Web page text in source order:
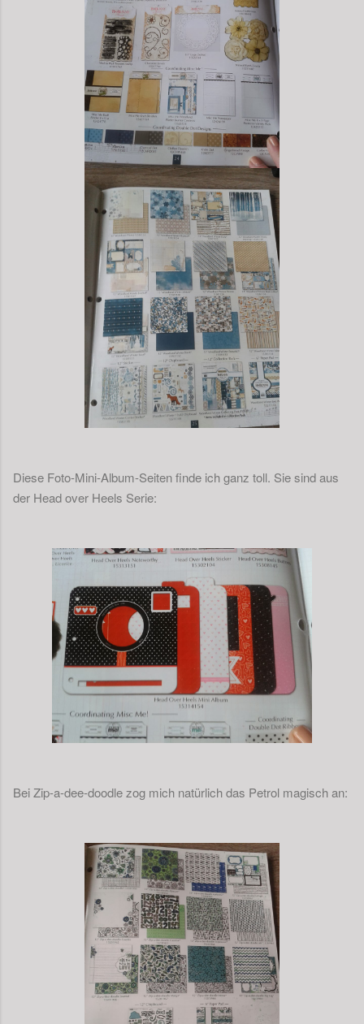
Diese Foto-Mini-Album-Seiten finde ich ganz toll. Sie sind aus
der Head over Heels Serie:
Bei Zip-a-dee-doodle zog mich natürlich das Petrol magisch an: